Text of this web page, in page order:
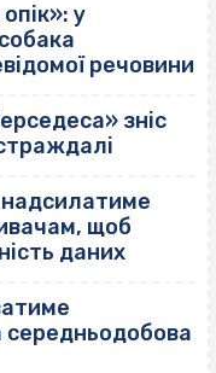
у
речовини
зніс
щоб
даних